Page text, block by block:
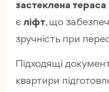
застеклена тераса
є ліфт, що
зручність при
Підходящі
квартири